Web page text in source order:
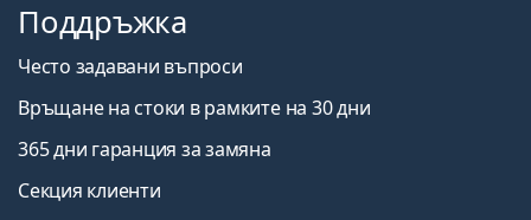
Поддръжка
Често задавани въпроси
Връщане на стоки в рамките на 30 дни
365 дни гаранция за замяна
Секция клиенти